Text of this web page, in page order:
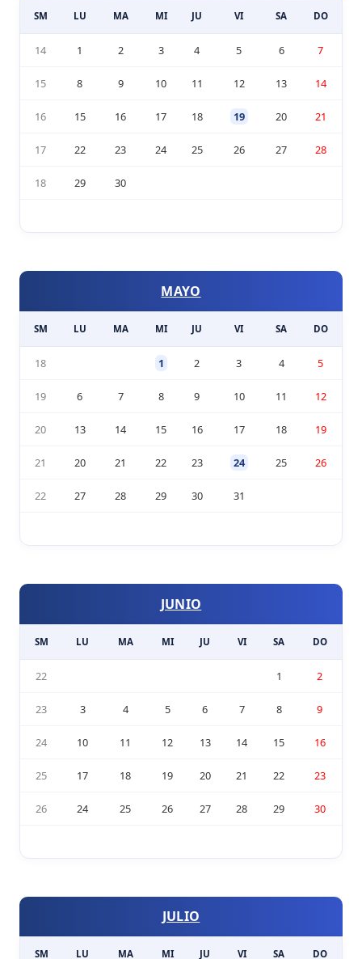
SM LU MA MI JU VI SA DO
14 1 2 3 4 5 6 7
15 8 9 10 11 12 13 14
16 15 16 17 18 19 20 21
17 22 23 24 25 26 27 28
18 29 30
MAYO
SM LU MA MI JU VI SA DO
18 1 2 3 4 5
19 6 7 8 9 10 11 12
20 13 14 15 16 17 18 19
21 20 21 22 23 24 25 26
22 27 28 29 30 31
JUNIO
SM LU MA MI JU VI SA DO
22 1 2
23 3 4 5 6 7 8 9
24 10 11 12 13 14 15 16
25 17 18 19 20 21 22 23
26 24 25 26 27 28 29 30
JULIO
SM LU MA MI JU VI SA DO